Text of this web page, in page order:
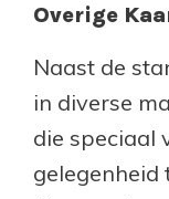
Overige
Naast de
in diverse
die speciaal
gelegenheid